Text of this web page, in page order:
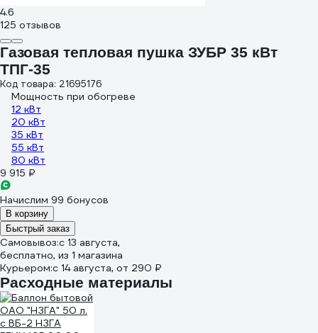
4.6
125 отзывов
Газовая тепловая пушка ЗУБР 35 кВт
ТПГ-35
Код товара: 21695176
Мощность при обогреве
12 кВт
20 кВт
35 кВт
55 кВт
80 кВт
9 915 ₽
Начислим 99 бонусов
В корзину
Быстрый заказ
Самовывоз:c 13 августа,
бесплатно, из 1 магазина
Курьером:c 14 августа, от 290 ₽
Расходные материалы